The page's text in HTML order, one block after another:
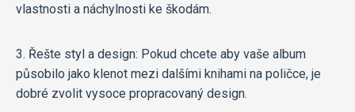
vlastnosti a náchylnosti ke škodám.
3. Řešte styl a design: Pokud chcete aby vaše album
působilo jako klenot mezi dalšími knihami na poličce, je
dobré zvolit vysoce propracovaný design.